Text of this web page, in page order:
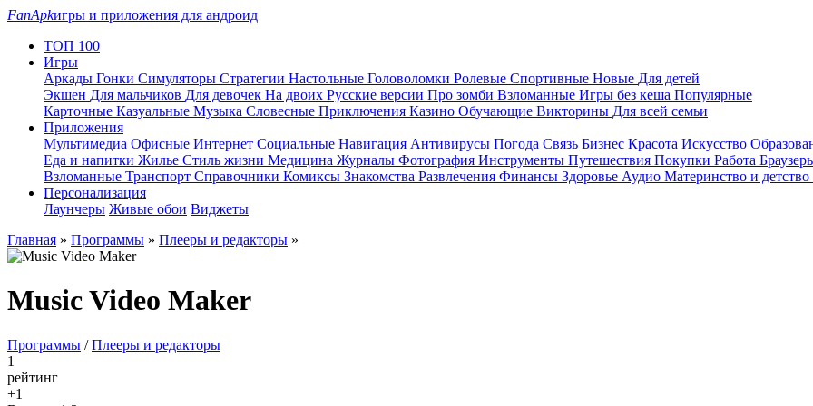
FanApkигры и приложения для андроид
ТОП 100
Игры
Аркады Гонки Симуляторы Стратегии Настольные Головоломки Ролевые Спортивные Новые Для детей
Экшен Для мальчиков Для девочек На двоих Русские версии Про зомби Взломанные Игры без кеша Популярные
Карточные Казуальные Музыка Словесные Приключения Казино Обучающие Викторины Для всей семьи
Приложения
Мультимедиа Офисные Интернет Социальные Навигация Антивирусы Погода Связь Бизнес Красота Искусство
Еда и напитки Жилье Стиль жизни Медицина Журналы Фотография Инструменты Путешествия Покупки Работа
Взломанные Транспорт Справочники Комиксы Знакомства Развлечения Финансы Здоровье Аудио Материнство и детство
Персонализация
Лаунчеры Живые обои Виджеты
Главная » Программы » Плееры и редакторы »
Music Video Maker
Программы /Плееры и редакторы
1
рейтинг
+1